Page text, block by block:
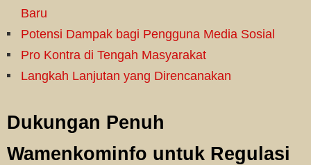
Baru
Potensi Dampak bagi Pengguna Media Sosial
Pro Kontra di Tengah Masyarakat
Langkah Lanjutan yang Direncanakan
Dukungan Penuh
Wamenkominfo untuk Regulasi